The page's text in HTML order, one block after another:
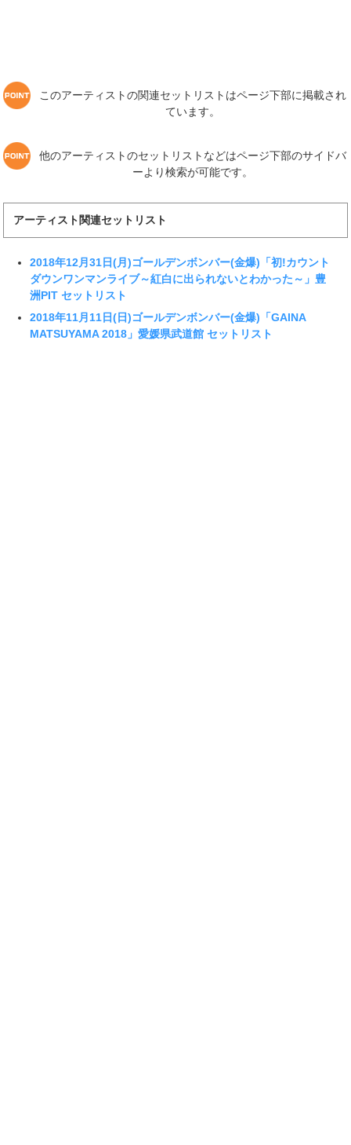
このアーティストの関連セットリストはページ下部に掲載され
ています。
他のアーティストのセットリストなどはページ下部のサイドバ
ーより検索が可能です。
アーティスト関連セットリスト
2018年12月31日(月)ゴールデンボンバー(金爆)「初!カウント
ダウンワンマンライブ～紅白に出られないとわかった～」豊
洲PIT セットリスト
2018年11月11日(日)ゴールデンボンバー(金爆)「GAINA
MATSUYAMA 2018」愛媛県武道館 セットリスト